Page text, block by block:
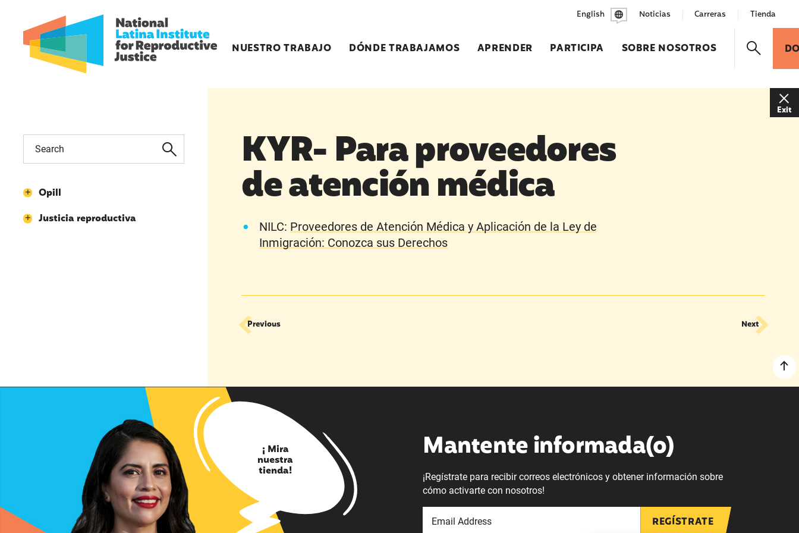
NUESTRO TRABAJO DÓNDE TRABAJAMOS APRENDER PARTICIPA SOBRE NOSOTROS
English Noticias Carreras Tienda
Exit
Opill
Justicia reproductiva
KYR- Para proveedores
de atención médica
NILC: Proveedores de Atención Médica y Aplicación de la Ley de
Inmigración: Conozca sus Derechos
Previous Next
¡ Mira
nuestra
tienda!
Mantente informada(o)
¡Regístrate para recibir correos electrónicos y obtener información sobre
cómo activarte con nosotros!
REGÍSTRATE